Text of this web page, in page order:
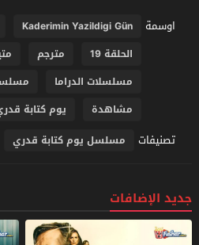
اوسمة
Kaderimin Yazildigi Gün
الحلقة 19
مترجم
مسلسلات الدراما
مشاهدة
يوم كتابة
تصنيفات مسلسل يوم كتابة قدري
جديد الإضافات